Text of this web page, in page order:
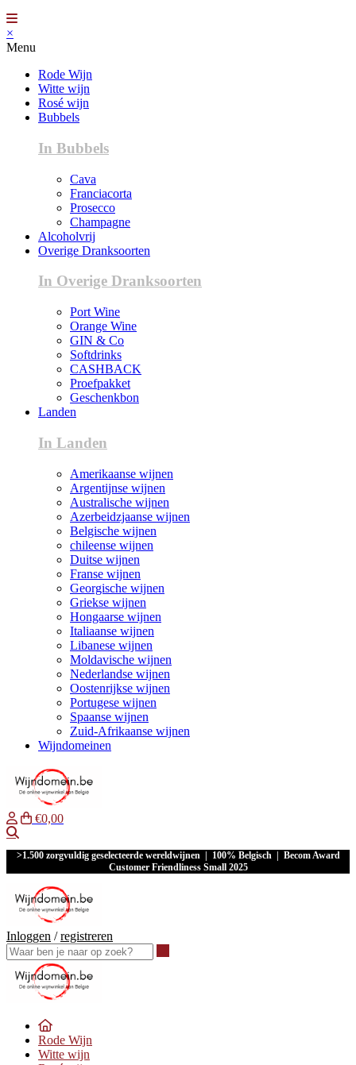
×
Menu
Rode Wijn
Witte wijn
Rosé wijn
Bubbels
In Bubbels
Cava
Franciacorta
Prosecco
Champagne
Alcoholvrij
Overige Dranksoorten
In Overige Dranksoorten
Port Wine
Orange Wine
GIN & Co
Softdrinks
CASHBACK
Proefpakket
Geschenkbon
Landen
In Landen
Amerikaanse wijnen
Argentijnse wijnen
Australische wijnen
Azerbeidzjaanse wijnen
Belgische wijnen
chileense wijnen
Duitse wijnen
Franse wijnen
Georgische wijnen
Griekse wijnen
Hongaarse wijnen
Italiaanse wijnen
Libanese wijnen
Moldavische wijnen
Nederlandse wijnen
Oostenrijkse wijnen
Portugese wijnen
Spaanse wijnen
Zuid-Afrikaanse wijnen
Wijndomeinen
€0,00
>1.500 zorgvuldig geselecteerde wereldwijnen | 100% Belgisch | Becom Award
Customer Friendliness Small 2025
Inloggen /registreren
Rode Wijn
Witte wijn